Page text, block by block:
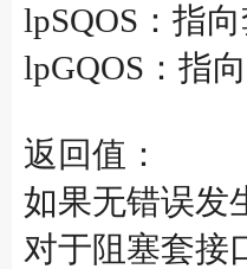
lpSQOS：指
lpGQOS：指
返回值：
如果无错误发
对于阻塞套接